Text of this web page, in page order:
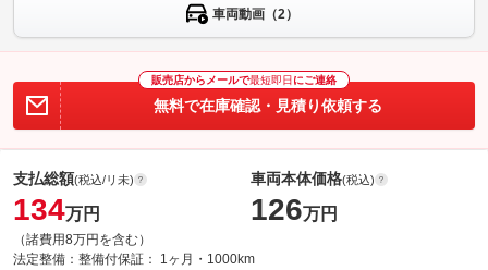
車両動画（2）
販売店からメールで最短即日 にご連絡
無料で在庫確認・見積り依頼する
支払総額(税込/リ未)
134万円
（諸費用8万円を含む）
車両本体価格(税込)
126万円
法定整備： 整備付保証： 1ヶ月・1000km